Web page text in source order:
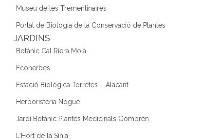
Museu de les Trementinaires
Portal de Biologia de la Conservació de Plantes
JARDINS
Botànic Cal Riera Moià
Ecoherbes
Estació Biològica Torretes – Alacant
Herboristeria Nogué
Jardí Botànic Plantes Medicinals Gombrèn
L'Hort de la Sínia